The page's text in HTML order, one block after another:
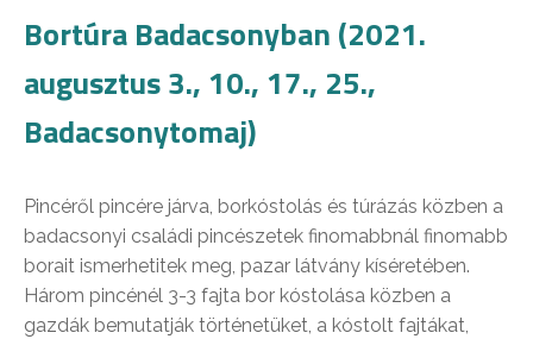
Bortúra Badacsonyban (2021.
augusztus 3., 10., 17., 25.,
Badacsonytomaj)
Pincéről pincére járva, borkóstolás és túrázás közben a
badacsonyi családi pincészetek finomabbnál finomabb
borait ismerhetitek meg, pazar látvány kíséretében.
Három pincénél 3-3 fajta bor kóstolása közben a
gazdák bemutatják történetüket, a kóstolt fajtákat,